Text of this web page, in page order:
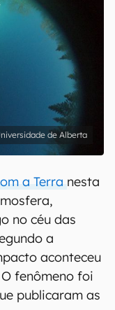
de Alberta
a Terra nesta
no céu das
a
aconteceu
fenômeno foi
publicaram as